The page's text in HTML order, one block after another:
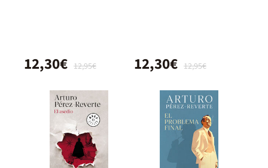
12,95€
12,30€ 12,95€
12,30€